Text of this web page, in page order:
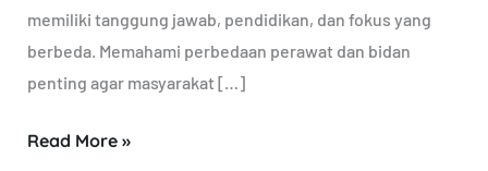
memiliki tanggung jawab, pendidikan, dan fokus yang
berbeda. Memahami perbedaan perawat dan bidan
penting agar masyarakat […]
Read More »